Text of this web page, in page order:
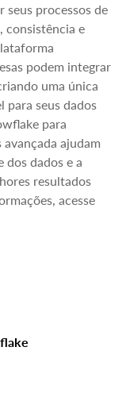
seus processos de
consistência e
podem integrar
uma única
para seus dados
para
avançada ajudam
dos dados e a
resultados
acesse